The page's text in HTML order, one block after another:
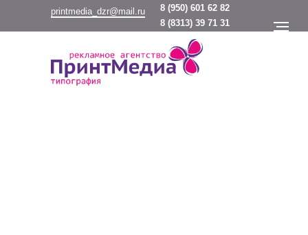
8 (950) 601 62 82
printmedia_dzr@mail.ru
8 (8313) 39 71 31